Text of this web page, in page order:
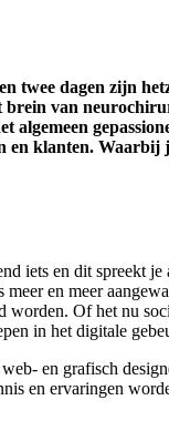
twee dagen zijn
van
en klanten.
iets en dit spreekt
en meer
worden. Of het nu
in het digitale
en grafisch
en ervaringen